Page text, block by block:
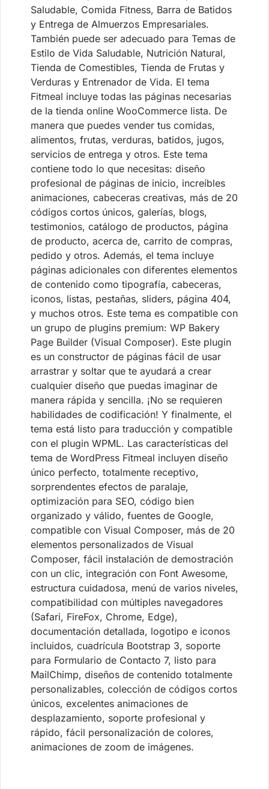
Saludable, Comida Fitness, Barra de Batidos
y Entrega de Almuerzos Empresariales.
También puede ser adecuado para Temas de
Estilo de Vida Saludable, Nutrición Natural,
Tienda de Comestibles, Tienda de Frutas y
Verduras y Entrenador de Vida. El tema
Fitmeal incluye todas las páginas necesarias
de la tienda online WooCommerce lista. De
manera que puedes vender tus comidas,
alimentos, frutas, verduras, batidos, jugos,
servicios de entrega y otros. Este tema
contiene todo lo que necesitas: diseño
profesional de páginas de inicio, increíbles
animaciones, cabeceras creativas, más de 20
códigos cortos únicos, galerías, blogs,
testimonios, catálogo de productos, página
de producto, acerca de, carrito de compras,
pedido y otros. Además, el tema incluye
páginas adicionales con diferentes elementos
de contenido como tipografía, cabeceras,
iconos, listas, pestañas, sliders, página 404,
y muchos otros. Este tema es compatible con
un grupo de plugins premium: WP Bakery
Page Builder (Visual Composer). Este plugin
es un constructor de páginas fácil de usar
arrastrar y soltar que te ayudará a crear
cualquier diseño que puedas imaginar de
manera rápida y sencilla. ¡No se requieren
habilidades de codificación! Y finalmente, el
tema está listo para traducción y compatible
con el plugin WPML. Las características del
tema de WordPress Fitmeal incluyen diseño
único perfecto, totalmente receptivo,
sorprendentes efectos de paralaje,
optimización para SEO, código bien
organizado y válido, fuentes de Google,
compatible con Visual Composer, más de 20
elementos personalizados de Visual
Composer, fácil instalación de demostración
con un clic, integración con Font Awesome,
estructura cuidadosa, menú de varios niveles,
compatibilidad con múltiples navegadores
(Safari, FireFox, Chrome, Edge),
documentación detallada, logotipo e iconos
incluidos, cuadrícula Bootstrap 3, soporte
para Formulario de Contacto 7, listo para
MailChimp, diseños de contenido totalmente
personalizables, colección de códigos cortos
únicos, excelentes animaciones de
desplazamiento, soporte profesional y
rápido, fácil personalización de colores,
animaciones de zoom de imágenes.